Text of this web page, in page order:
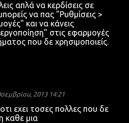
απλά να κερδίσεις σε
να πας "Ρυθμίσεις >
και να κάνεις
στις εφαρμογές
που δε χρησιμοποιείς.
2013 14:21
εχει τοσες πολλες που δε
καθε μια